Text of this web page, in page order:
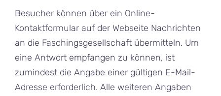
Besucher können über ein Online-
Kontaktformular auf der Webseite Nachrichten
an die Faschingsgesellschaft übermitteln. Um
eine Antwort empfangen zu können, ist
zumindest die Angabe einer gültigen E-Mail-
Adresse erforderlich. Alle weiteren Angaben